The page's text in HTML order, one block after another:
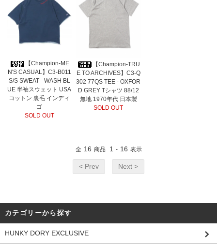
【Champion-ME
N'S CASUAL】C3-B011
S/S SWEAT - WASH BL
UE 半袖スウェット USA
コットン 裏毛 インディ
ゴ
SOLD OUT
【Champion-TRU
E TO ARCHIVES】C3-Q
302 77QS TEE - OXFOR
D GREY Tシャツ 88/12
無地 1970年代 日本製
SOLD OUT
全 16 商品 1 - 16 表示
< Prev Next >
カテゴリーから探す
HUNKY DORY EXCLUSIVE